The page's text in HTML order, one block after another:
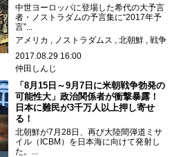
中世ヨーロッパに登場した希代の大予言
者・ノストラダムの予言集に“2017年予
言”...
アメリカ
ノストラダムス 北朝鮮
戦争
2017.08.29 16:00
仲田しんじ
「8月15日～9月7日に米朝戦争勃発の
可能性大」政治関係者が衝撃暴露！
日本に難民が3千万人以上押し寄せ
る！
北朝鮮が7月28日、再び大陸間弾道ミサ
イル（ICBM）を日本海に向けて発射し
た。...